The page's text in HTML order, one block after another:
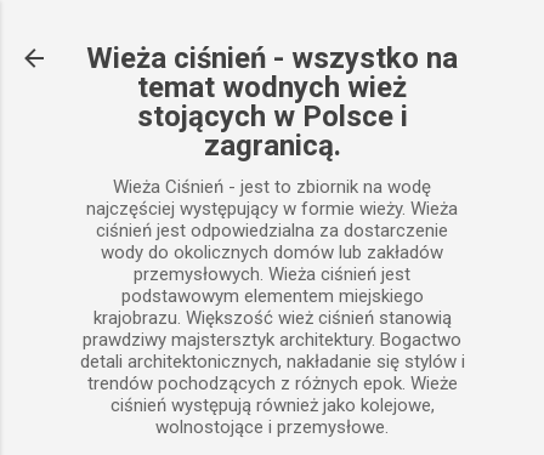
Wieża ciśnień - wszystko na
temat wodnych wież
stojących w Polsce i
zagranicą.
Wieża Ciśnień - jest to zbiornik na wodę
najczęściej występujący w formie wieży. Wieża
ciśnień jest odpowiedzialna za dostarczenie
wody do okolicznych domów lub zakładów
przemysłowych. Wieża ciśnień jest
podstawowym elementem miejskiego
krajobrazu. Większość wież ciśnień stanowią
prawdziwy majstersztyk architektury. Bogactwo
detali architektonicznych, nakładanie się stylów i
trendów pochodzących z różnych epok. Wieże
ciśnień występują również jako kolejowe,
wolnostojące i przemysłowe.